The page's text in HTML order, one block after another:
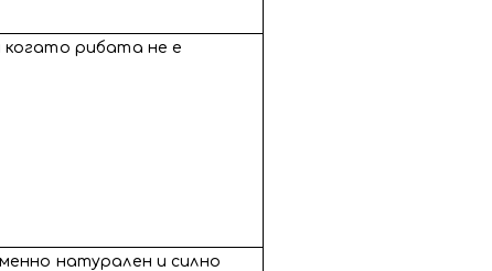
рибата не е
натурален и силно